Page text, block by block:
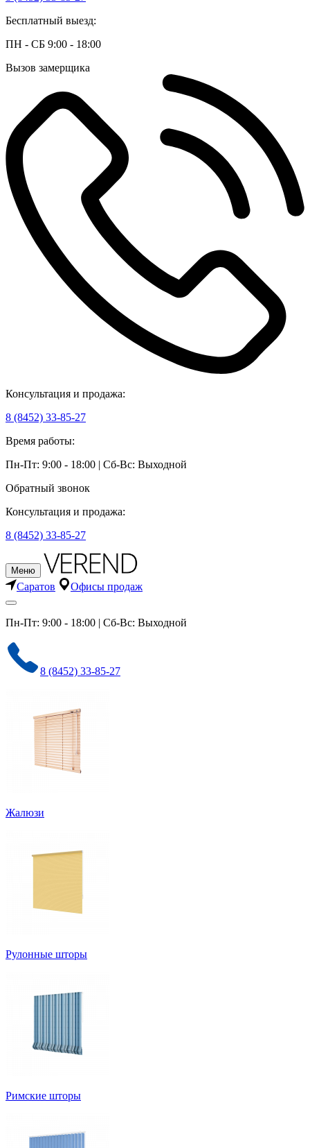
Бесплатный выезд:
ПН - СБ 9:00 - 18:00
Вызов замерщика
Консультация и продажа:
8 (8452) 33-85-27
Время работы:
Пн-Пт: 9:00 - 18:00 | Сб-Вс: Выходной
Обратный звонок
Консультация и продажа:
8 (8452) 33-85-27
Меню
Саратов Офисы продаж
Пн-Пт: 9:00 - 18:00 | Сб-Вс: Выходной
8 (8452) 33-85-27
Жалюзи
Рулонные шторы
Римские шторы